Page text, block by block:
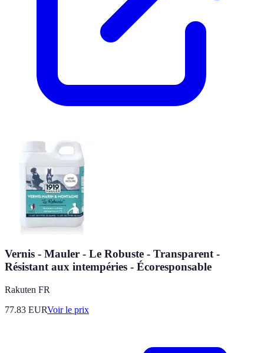
Vernis - Mauler - Le Robuste - Transparent -
Résistant aux intempéries - Écoresponsable
Rakuten FR
77.83 EURVoir le prix